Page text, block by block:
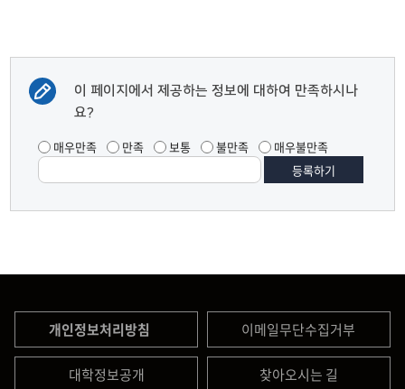
이 페이지에서 제공하는 정보에 대하여 만족하시나
요?
매우만족 만족 보통 불만족 매우불만족
개인정보처리방침 이메일무단수집거부
대학정보공개 찾아오시는 길